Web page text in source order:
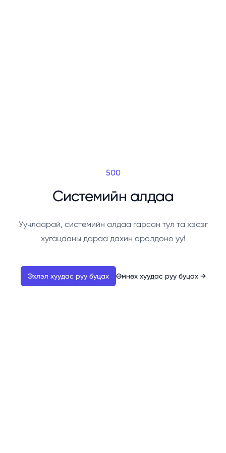
500
Системийн алдаа
Уучлаарай, системийн алдаа гарсан тул та хэсэг
хугацааны дараа дахин оролдоно уу!
Эхлэл хуудас руу буцах Өмнөх хуудас руу буцах →